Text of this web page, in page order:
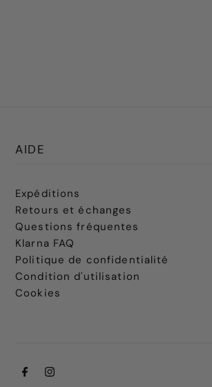
AIDE
Expéditions
Retours et échanges
Questions fréquentes
Klarna FAQ
Politique de confidentialité
Condition d'utilisation
Cookies